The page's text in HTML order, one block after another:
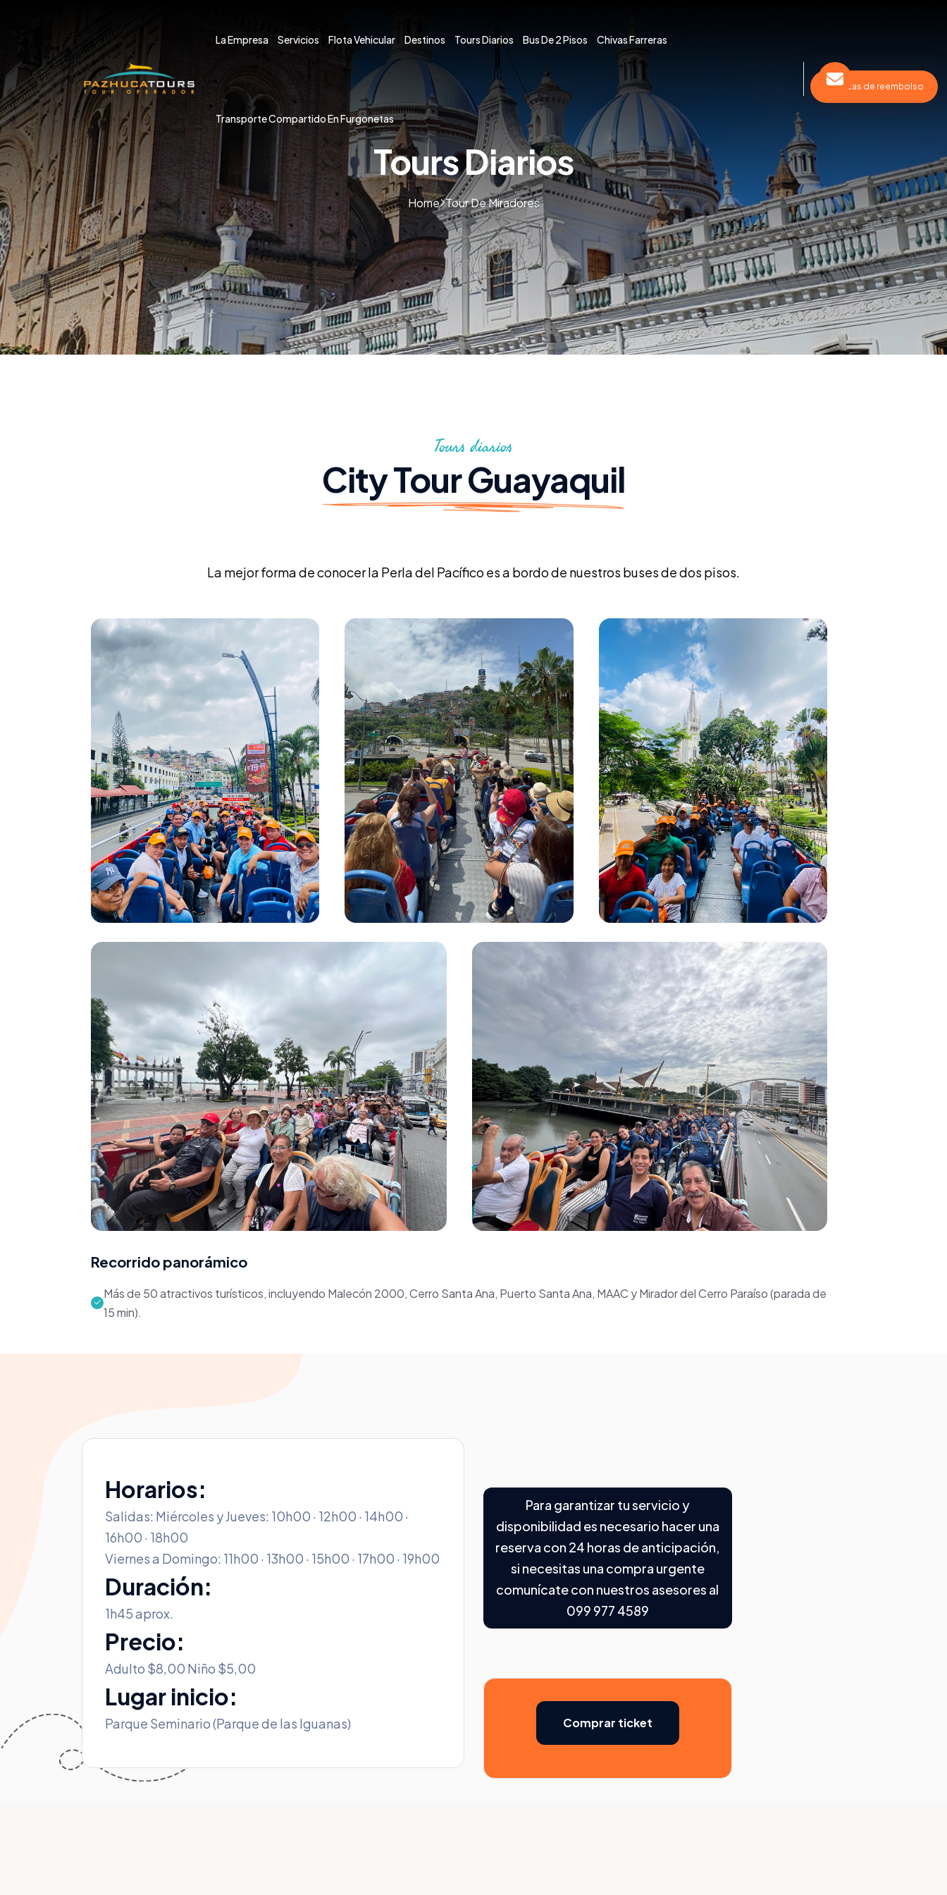
La Empresa Servicios Flota Vehicular Destinos Tours Diarios Bus De 2 Pisos Chivas Farreras
Transporte Compartido En Furgonetas
Tours Diarios
Home Tour De Miradores
Tours diarios
City Tour Guayaquil
La mejor forma de conocer la Perla del Pacífico es a bordo de nuestros buses de dos pisos.
Recorrido panorámico
Más de 50 atractivos turísticos, incluyendo Malecón 2000, Cerro Santa Ana, Puerto Santa Ana, MAAC y Mirador del Cerro Paraíso (parada de
15 min).
Horarios:
Salidas: Miércoles y Jueves: 10h00 · 12h00 · 14h00 ·
16h00 · 18h00
Viernes a Domingo: 11h00 · 13h00 · 15h00 · 17h00 · 19h00
Duración:
1h45 aprox.
Precio:
Adulto $8,00 Niño $5,00
Lugar inicio:
Parque Seminario (Parque de las Iguanas)
Para garantizar tu servicio y
disponibilidad es necesario hacer una
reserva con 24 horas de anticipación,
si necesitas una compra urgente
comunícate con nuestros asesores al
099 977 4589
Comprar ticket
Políticas de reembolso